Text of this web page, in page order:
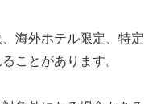
海外ホテル限定、特定
ことがあります。